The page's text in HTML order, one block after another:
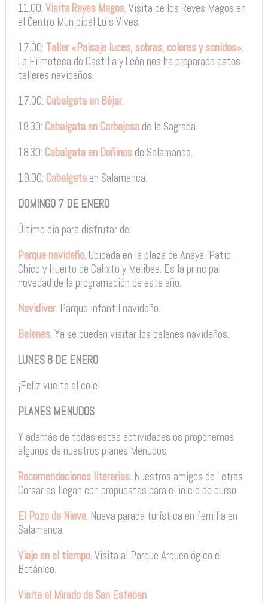
11.00: Visita Reyes Magos. Visita de los Reyes Magos en
el Centro Municipal Luis Vives.
17.00: Taller «Paisaje luces, sobras, colores y sonidos».
La Filmoteca de Castilla y León nos ha preparado estos
talleres navideños.
17.00: Cabalgata en Béjar.
18.30: Cabalgata en Carbajosade la Sagrada.
18.30: Cabalgata en Doñinosde Salamanca.
19.00: Cabalgataen Salamanca.
DOMINGO 7 DE ENERO
Último día para disfrutar de:
Parque navideño. Ubicada en la plaza de Anaya, Patio
Chico y Huerto de Calixto y Melibea. Es la principal
novedad de la programación de este año.
Navidiver. Parque infantil navideño.
Belenes.Ya se pueden visitar los belenes navideños.
LUNES 8 DE ENERO
¡Feliz vuelta al cole!
PLANES MENUDOS
Y además de todas estas actividades os proponemos
algunos de nuestros planes Menudos:
Recomendaciones literarias.Nuestros amigos de Letras
Corsarias llegan con propuestas para el inicio de curso.
El Pozo de Nieve. Nueva parada turística en familia en
Salamanca.
Viaje en el tiempo. Visita al Parque Arqueológico el
Botánico.
Visita al Mirado de San Esteban